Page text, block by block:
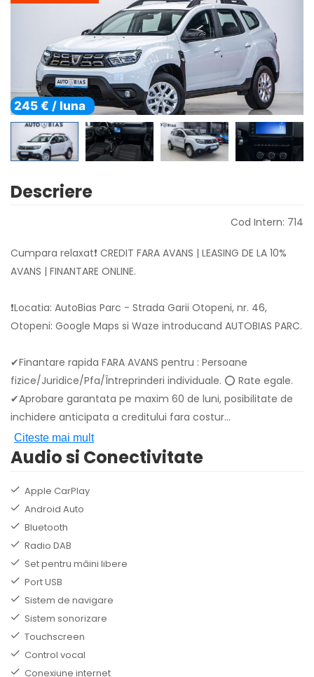
245 € / luna
Descriere
Cod Intern: 714
Cumpara relaxat❗ CREDIT FARA AVANS | LEASING DE LA 10%
AVANS | FINANTARE ONLINE.
❗Locatia: AutoBias Parc - Strada Garii Otopeni, nr. 46,
Otopeni: Google Maps si Waze introducand AUTOBIAS PARC.
✔Finantare rapida FARA AVANS pentru : Persoane
fizice/Juridice/Pfa/Întreprinderi individuale. ⭕ Rate egale.
✔Aprobare garantata pe maxim 60 de luni, posibilitate de
inchidere anticipata a creditului fara costur...
Citeste mai mult
Audio si Conectivitate
Apple CarPlay
Android Auto
Bluetooth
Radio DAB
Set pentru mâini libere
Port USB
Sistem de navigare
Sistem sonorizare
Touchscreen
Control vocal
Conexiune internet